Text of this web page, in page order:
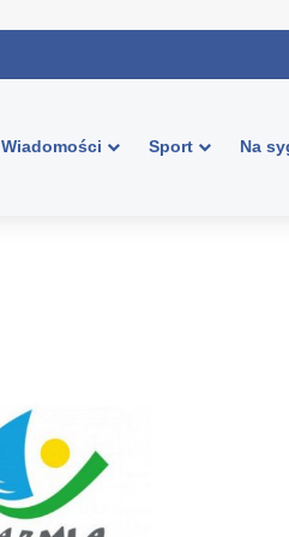
Wiadomości Sport Na